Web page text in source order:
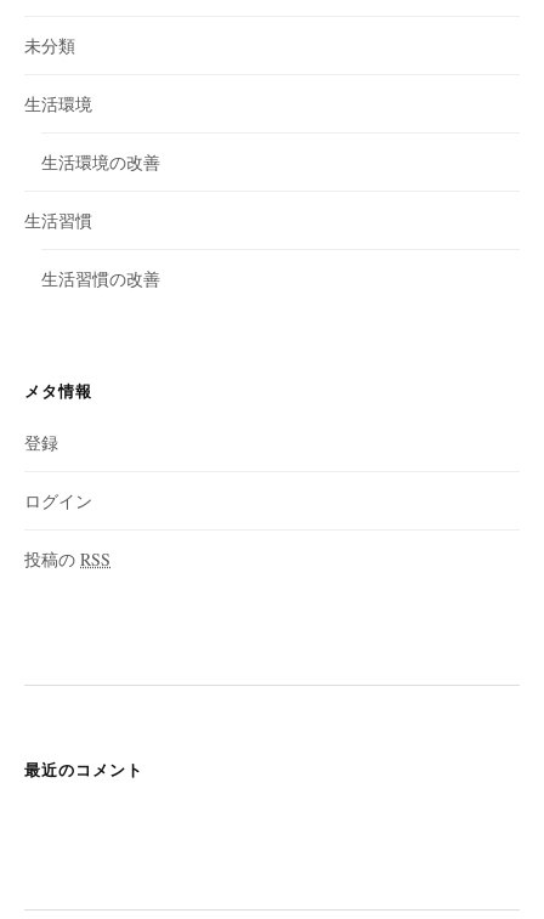
未分類
生活環境
生活環境の改善
生活習慣
生活習慣の改善
メタ情報
登録
ログイン
投稿の RSS
最近のコメント